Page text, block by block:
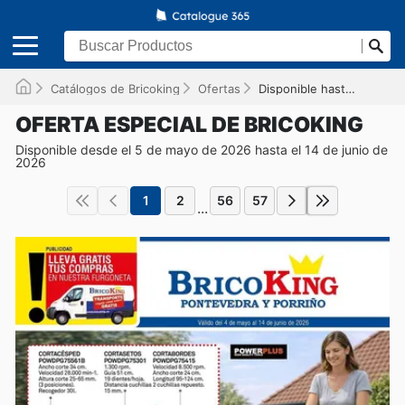
Catálogos de Bricoking Ofertas Disponible hasta el 14/06/2026
OFERTA ESPECIAL DE BRICOKING
Disponible desde el 5 de mayo de 2026 hasta el 14 de junio de
2026
1 2 ... 56 57